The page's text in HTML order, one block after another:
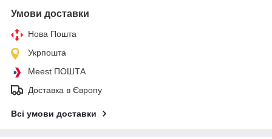
Умови доставки
Нова Пошта
Укрпошта
Meest ПОШТА
Доставка в Європу
Всі умови доставки